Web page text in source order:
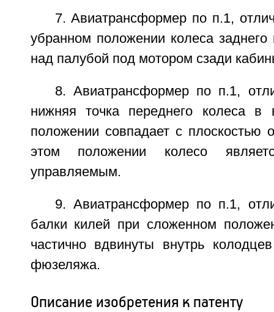
7. Авиатрансформер по п.1,
убранном положении колеса
над палубой под мотором сзади
8. Авиатрансформер по п.1,
нижняя точка переднего колеса в
положении совпадает с плоскостью
этом положении колесо
управляемым.
9. Авиатрансформер по п.1,
балки килей при сложенном
частично вдвинуты внутрь
фюзеляжа.
Описание изобретения к патенту